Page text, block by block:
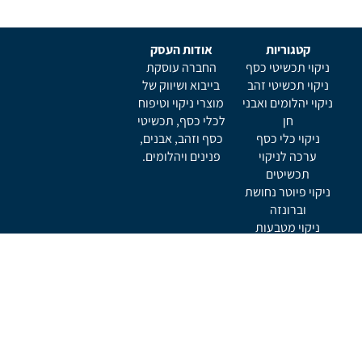
קטגוריות
ניקוי תכשיטי כסף
ניקוי תכשיטי זהב
ניקוי יהלומים ואבני
חן
ניקוי כלי כסף
ערכה לניקוי
תכשיטים
ניקוי פיוטר נחושת
וברונזה
ניקוי מטבעות
אודות העסק
החברה עוסקת
בייבוא ושיווק של
מוצרי ניקוי וטיפוח
לכלי כסף, תכשיטי
כסף וזהב, אבנים,
פנינים ויהלומים.